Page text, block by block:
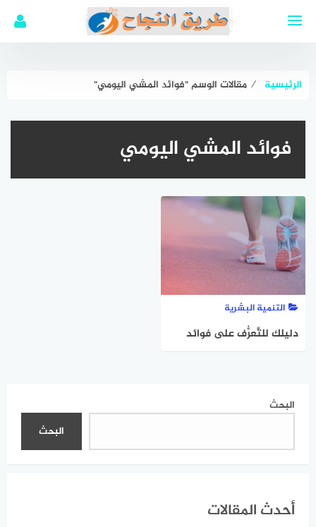
الرئيسية ⁄ مقالات الوسم "فوائد المشي اليومي"
فوائد المشي اليومي
التنمية البشرية
دليلك للتَّعرُّف على فوائد
البحث
البحث
أحدث المقالات